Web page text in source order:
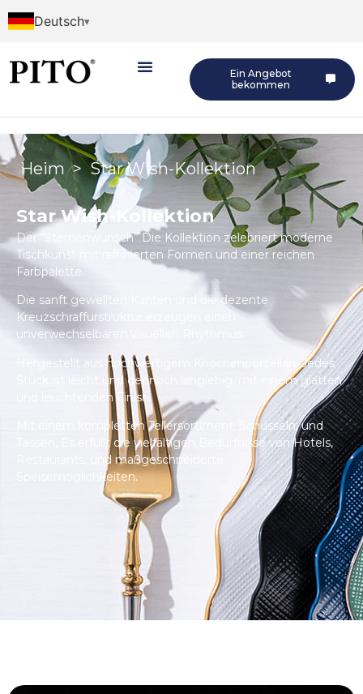
Deutsch
Ein Angebot
bekommen
Heim > Star Wish-Kollektion
Star Wish-Kollektion
Der “Sternenwunsch” Die Kollektion zelebriert moderne
Tischkunst mit raffinierten Formen und einer reichen
Farbpalette.
Die sanft gewellten Kanten und die dezente
Kreuzschraffurstruktur erzeugen einen
unverwechselbaren visuellen Rhythmus.
Hergestellt aus hochwertigem Knochenporzellan, Jedes
Stück ist leicht und dennoch langlebig, mit einem glatten
und leuchtenden Finish.
Mit einem kompletten Tellersortiment, Schüsseln, und
Tassen, Es erfüllt die vielfältigen Bedürfnisse von Hotels,
Restaurants, und maßgeschneiderte
Speisemöglichkeiten.